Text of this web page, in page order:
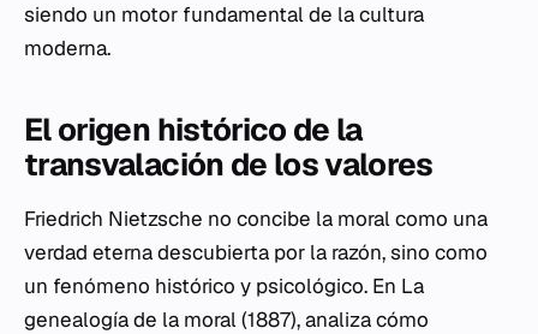
siendo un motor fundamental de la cultura
moderna.
El origen histórico de la
transvalación de los valores
Friedrich Nietzsche no concibe la moral como una
verdad eterna descubierta por la razón, sino como
un fenómeno histórico y psicológico. En La
genealogía de la moral(1887), analiza cómo